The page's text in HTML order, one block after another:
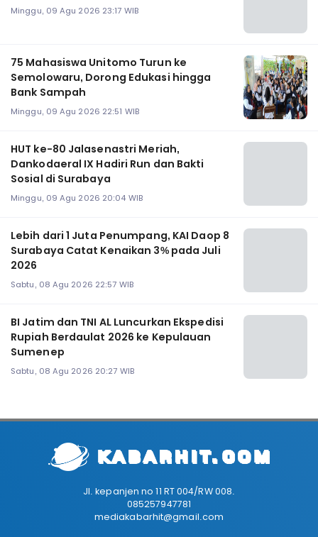
Minggu, 09 Agu 2026 23:17 WIB
75 Mahasiswa Unitomo Turun ke
Semolowaru, Dorong Edukasi hingga
Bank Sampah
Minggu, 09 Agu 2026 22:51 WIB
HUT ke-80 Jalasenastri Meriah,
Dankodaeral IX Hadiri Run dan Bakti
Sosial di Surabaya
Minggu, 09 Agu 2026 20:04 WIB
Lebih dari 1 Juta Penumpang, KAI Daop 8
Surabaya Catat Kenaikan 3% pada Juli
2026
Sabtu, 08 Agu 2026 22:57 WIB
BI Jatim dan TNI AL Luncurkan Ekspedisi
Rupiah Berdaulat 2026 ke Kepulauan
Sumenep
Sabtu, 08 Agu 2026 20:27 WIB
Jl. kepanjen no 11 RT 004/RW 008.
085257947781
mediakabarhit@gmail.com